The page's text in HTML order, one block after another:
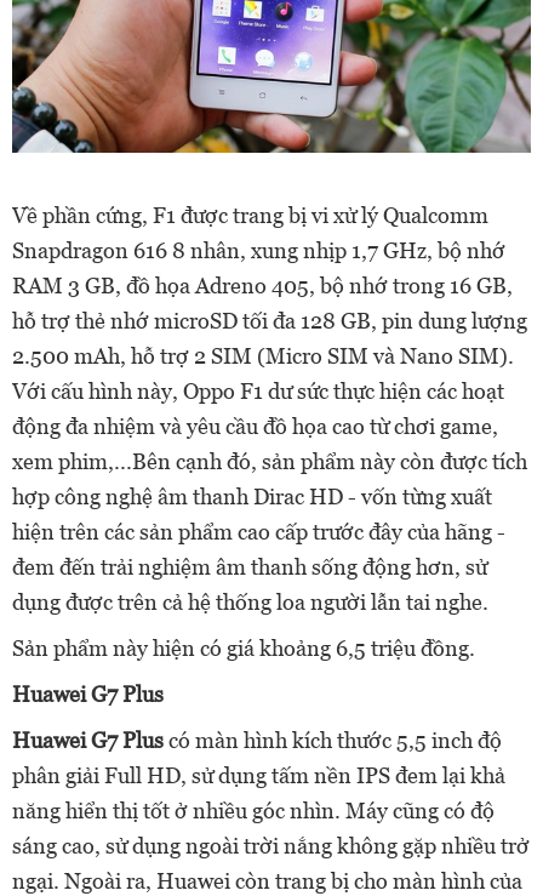
Về phần cứng, F1 được trang bị vi xử lý Qualcomm
Snapdragon 616 8 nhân, xung nhịp 1,7 GHz, bộ nhớ
RAM 3 GB, đồ họa Adreno 405, bộ nhớ trong 16 GB,
hỗ trợ thẻ nhớ microSD tối đa 128 GB, pin dung lượng
2.500 mAh, hỗ trợ 2 SIM (Micro SIM và Nano SIM).
Với cấu hình này, Oppo F1 dư sức thực hiện các hoạt
động đa nhiệm và yêu cầu đồ họa cao từ chơi game,
xem phim,...Bên cạnh đó, sản phẩm này còn được tích
hợp công nghệ âm thanh Dirac HD - vốn từng xuất
hiện trên các sản phẩm cao cấp trước đây của hãng -
đem đến trải nghiệm âm thanh sống động hơn, sử
dụng được trên cả hệ thống loa người lẫn tai nghe.
Sản phẩm này hiện có giá khoảng 6,5 triệu đồng.
Huawei G7 Plus
Huawei G7 Pluscó màn hình kích thước 5,5 inch độ
phân giải Full HD, sử dụng tấm nền IPS đem lại khả
năng hiển thị tốt ở nhiều góc nhìn. Máy cũng có độ
sáng cao, sử dụng ngoài trời nắng không gặp nhiều trở
ngại. Ngoài ra, Huawei còn trang bị cho màn hình của